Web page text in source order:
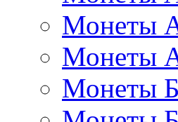
Монеты
Монеты
Монеты